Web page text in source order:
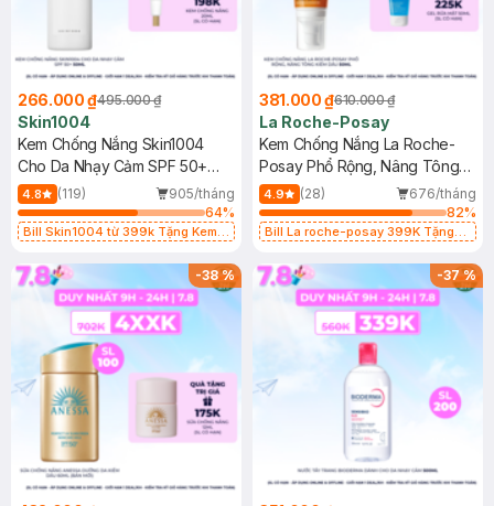
266.000 ₫495.000 ₫
Skin1004
Kem Chống Nắng Skin1004
Cho Da Nhạy Cảm SPF 50+
50ml
4.8 (119)
905/tháng
64%
Bill Skin1004 từ 399k Tặng Kem
SPF 50+ 20ml (SL Có Hạn)
381.000 ₫610.000 ₫
La Roche-Posay
Kem Chống Nắng La Roche-
Posay Phổ Rộng, Nâng Tông
Kiềm Dầu 50ml
4.9 (28)
676/tháng
82%
Bill La roche-posay 399K Tặng
(SL có hạn)
-38% -37%